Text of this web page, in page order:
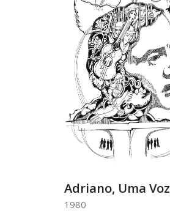
Adriano, Uma Voz
1980